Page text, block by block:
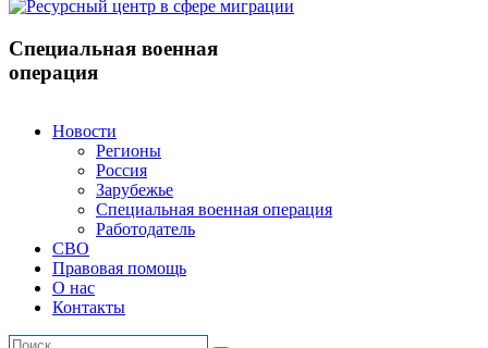
Специальная военная
операция
Новости
Регионы
Россия
Зарубежье
Специальная военная операция
Работодатель
СВО
Правовая помощь
О нас
Контакты